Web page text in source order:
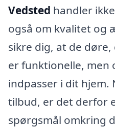
Vedsted handler
også om kvalitet og
sikre dig, at de
er funktionelle, men
indpasser i dit
tilbud, er det derfor
spørgsmål omkring